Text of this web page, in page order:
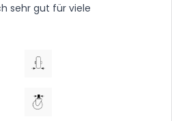
sehr gut für viele